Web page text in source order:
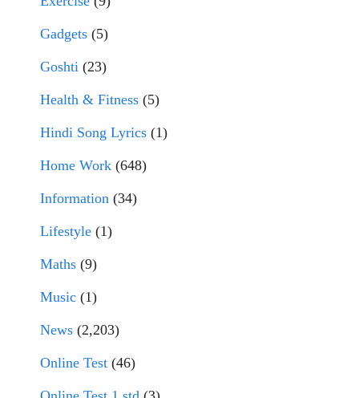
Gadgets (5)
Goshti (23)
Health & Fitness (5)
Hindi Song Lyrics (1)
Home Work (648)
Information (34)
Lifestyle (1)
Maths (9)
Music (1)
News (2,203)
Online Test (46)